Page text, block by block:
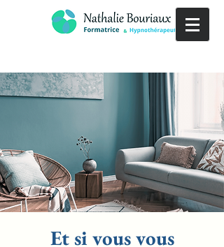
Et si vous vous